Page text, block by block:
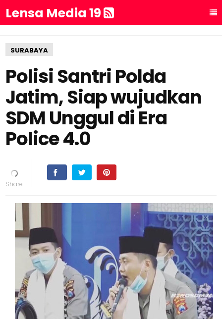
Lensa Media 19
SURABAYA
Polisi Santri Polda
Jatim, Siap wujudkan
SDM Unggul di Era
Police 4.0